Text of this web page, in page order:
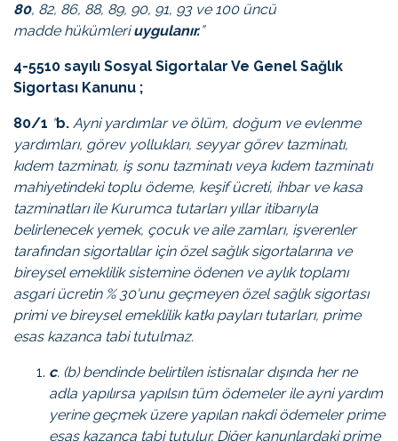
80, 82, 86, 88, 89, 90, 91, 93ve 100 üncü
maddehükümleriuygulanır.”
4-5510 sayılı Sosyal Sigortalar Ve Genel Sağlık
Sigortası Kanunu ;
80/1 “b. Ayni yardımlar ve ölüm, doğum ve evlenme
yardımları, görev yollukları, seyyar görev tazminatı,
kıdem tazminatı, iş sonu tazminatı veya kıdem tazminatı
mahiyetindeki toplu ödeme, keşif ücreti, ihbar ve kasa
tazminatları ile Kurumca tutarları yıllar itibarıyla
belirlenecek yemek, çocuk ve aile zamları, işverenler
tarafından sigortalılar için özel sağlık sigortalarına ve
bireysel emeklilik sistemine ödenen ve aylık toplamı
asgari ücretin % 30'unu geçmeyen özel sağlık sigortası
primi ve bireysel emeklilik katkı payları tutarları, prime
esas kazanca tabi tutulmaz.
c. (b) bendinde belirtilen istisnalar dışında her ne
adla yapılırsa yapılsın tüm ödemeler ile ayni yardım
yerine geçmek üzere yapılan nakdi ödemeler prime
esas kazanca tabi tutulur. Diğer kanunlardaki prime